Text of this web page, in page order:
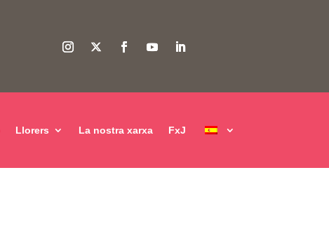
Llorers La nostra xarxa FxJ